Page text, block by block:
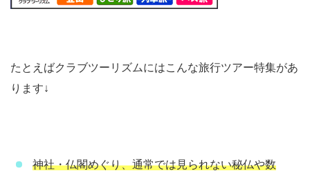
たとえばクラブツーリズムにはこんな旅行ツアー特集があ
ります↓
神社・仏閣めぐり、通常では見られない秘仏や数